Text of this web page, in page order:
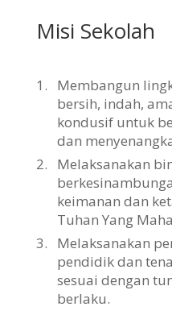
Misi Sekolah
1.
Membangun
bersih, indah,
kondusif untuk
dan
2.
Melaksanakan
keimanan dan
Tuhan Yang
3.
Melaksanakan
pendidik dan
sesuai dengan
berlaku.